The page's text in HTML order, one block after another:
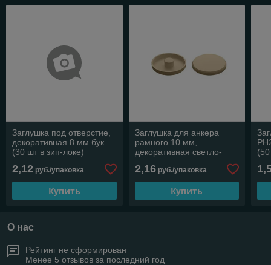
Заглушка под отверстие,
декоративная 8 мм бук
(30 шт в зип-локе)
2,12 руб./упаковка
Купить
Заглушка для анкера
рамного 10 мм,
декоративная светло-
локе) STARFIX
2,16руб./упаковка
Купить
О нас
Рейтинг не сформирован
Менее 5 отзывов за последний год